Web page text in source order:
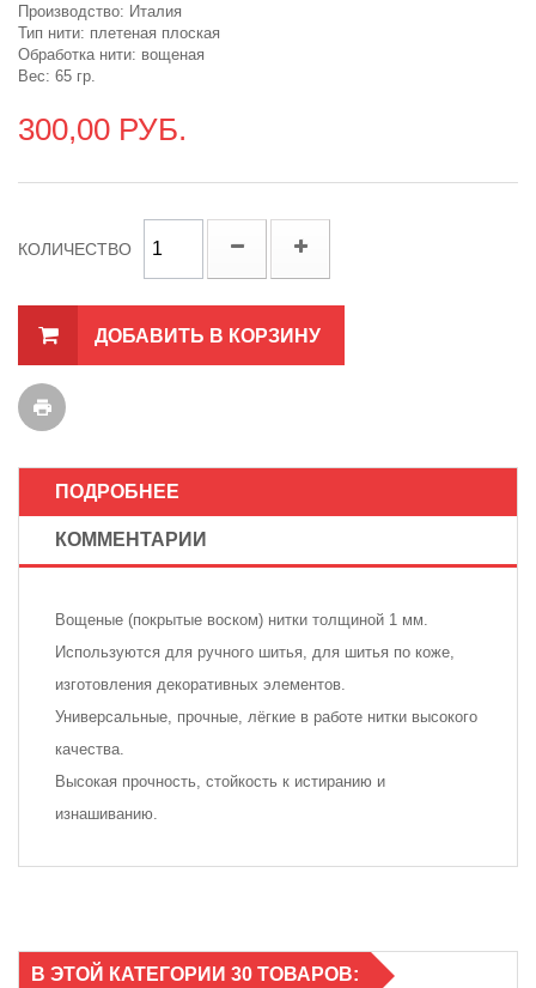
Производство: Италия
Тип нити: плетеная плоская
Обработка нити: вощеная
Вес: 65 гр.
300,00 РУБ.
КОЛИЧЕСТВО
ДОБАВИТЬ В КОРЗИНУ
ПОДРОБНЕЕ
КОММЕНТАРИИ
Вощеные (покрытые воском) нитки толщиной 1 мм.
Используются для ручного шитья, для шитья по коже,
изготовления декоративных элементов.
Универсальные, прочные, лёгкие в работе нитки высокого
качества.
Высокая прочность, стойкость к истиранию и
изнашиванию.
В ЭТОЙ КАТЕГОРИИ 30 ТОВАРОВ: